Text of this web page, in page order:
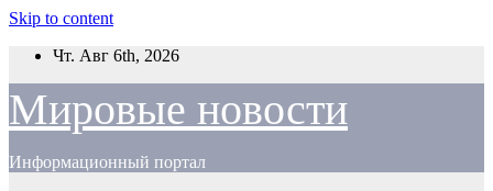
Skip to content
Чт. Авг 6th, 2026
Мировые новости
Информационный портал